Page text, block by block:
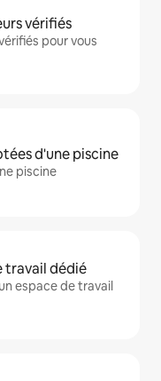
vérifiés
pour vous
d'une piscine
piscine
travail dédié
espace de travail